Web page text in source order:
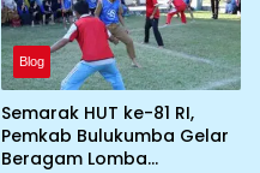
Blog
Semarak HUT ke-81 RI,
Pemkab Bulukumba Gelar
Beragam Lomba